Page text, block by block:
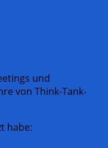
und
von Think-Tank-
habe: